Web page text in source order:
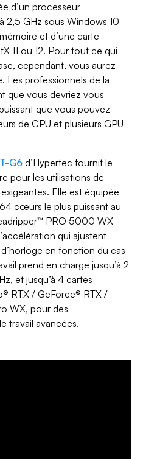
d’un processeur
GHz sous Windows 10
et d’une carte
11 ou 12. Pour tout ce qui
cependant, vous aurez
Les professionnels de la
que vous devriez vous
que vous pouvez
de CPU et plusieurs GPU
G6 d’Hypertec fournit le
pour les utilisations de
Elle est équipée
cœurs le plus puissant au
PRO 5000 WX-
qui ajustent
en fonction du cas
prend en charge jusqu’à 2
et jusqu’à 4 cartes
RTX / GeForce® RTX /
WX, pour des
travail avancées.